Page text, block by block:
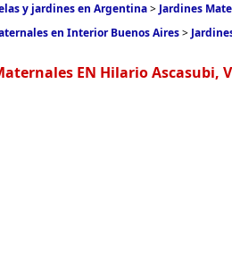
y jardines en Argentina> Jardines
en Interior Buenos Aires>
EN Hilario Ascasubi,